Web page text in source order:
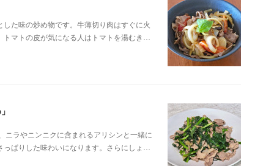
た味の炒め物です。牛薄切り肉はすぐに火
マトの皮が気になる人はトマトを湯むき…
ラやニンニクに含まれるアリシンと一緒に
ぱりした味わいになります。さらにしょ…